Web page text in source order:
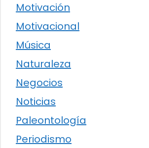
Motivación
Motivacional
Música
Naturaleza
Negocios
Noticias
Paleontología
Periodismo